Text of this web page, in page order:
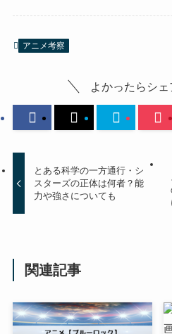
アニメ考察
よかったらシェ
とある科学の一方通行・シ
スターズの正体は何者？能
力や強さについても
関連記事